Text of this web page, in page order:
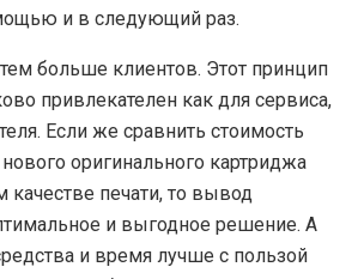
и в следующий раз.
больше клиентов. Этот принцип
привлекателен как для сервиса,
Если же сравнить стоимость
оригинального картриджа
качестве печати, то вывод
и выгодное решение. А
и время лучше с пользой